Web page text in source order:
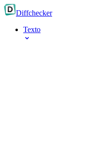
Diffchecker
Texto